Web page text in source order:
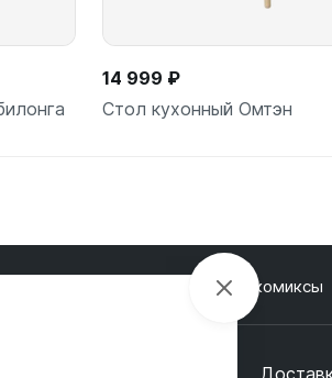
В корзину
14 999 ₽
Стол кухонный Омтэн
Настольные игры и комиксы